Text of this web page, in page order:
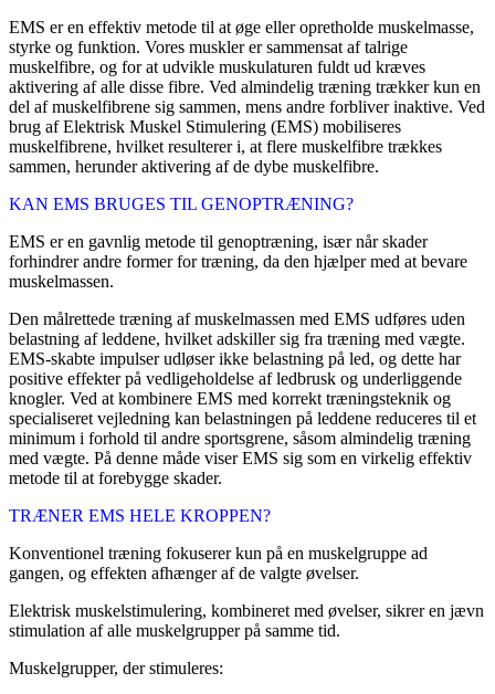
EMS er en effektiv metode til at øge eller opretholde muskelmasse,
styrke og funktion. Vores muskler er sammensat af talrige
muskelfibre, og for at udvikle muskulaturen fuldt ud kræves
aktivering af alle disse fibre. Ved almindelig træning trækker kun en
del af muskelfibrene sig sammen, mens andre forbliver inaktive. Ved
brug af Elektrisk Muskel Stimulering (EMS) mobiliseres
muskelfibrene, hvilket resulterer i, at flere muskelfibre trækkes
sammen, herunder aktivering af de dybe muskelfibre.
KAN EMS BRUGES TIL GENOPTRÆNING?
EMS er en gavnlig metode til genoptræning, især når skader
forhindrer andre former for træning, da den hjælper med at bevare
muskelmassen.
Den målrettede træning af muskelmassen med EMS udføres uden
belastning af leddene, hvilket adskiller sig fra træning med vægte.
EMS-skabte impulser udløser ikke belastning på led, og dette har
positive effekter på vedligeholdelse af ledbrusk og underliggende
knogler. Ved at kombinere EMS med korrekt træningsteknik og
specialiseret vejledning kan belastningen på leddene reduceres til et
minimum i forhold til andre sportsgrene, såsom almindelig træning
med vægte. På denne måde viser EMS sig som en virkelig effektiv
metode til at forebygge skader.
TRÆNER EMS HELE KROPPEN?
Konventionel træning fokuserer kun på en muskelgruppe ad
gangen, og effekten afhænger af de valgte øvelser.
Elektrisk muskelstimulering, kombineret med øvelser, sikrer en jævn
stimulation af alle muskelgrupper på samme tid.
Muskelgrupper, der stimuleres: